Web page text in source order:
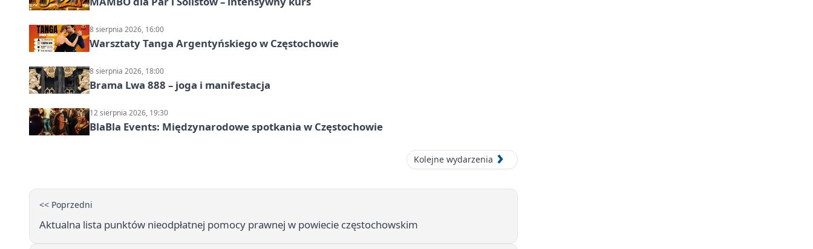
8 sierpnia 2026, 16:00
Warsztaty Tanga Argentyńskiego w Częstochowie
8 sierpnia 2026, 18:00
Brama Lwa 888 – joga i manifestacja
12 sierpnia 2026, 19:30
BlaBla Events: Międzynarodowe spotkania w Częstochowie
Kolejne wydarzenia
<< Poprzedni
Aktualna lista punktów nieodpłatnej pomocy prawnej w powiecie częstochowskim